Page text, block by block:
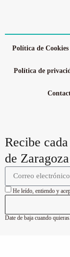
Política de Cookies
Política de
Recibe
de Zaragoza
He leído, entiendo y
Date de baja cuando quieras.